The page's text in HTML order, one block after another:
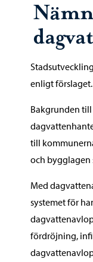
enligt
Bakgrunden
till
och bygglagen
Med
systemet för
fördröjning,